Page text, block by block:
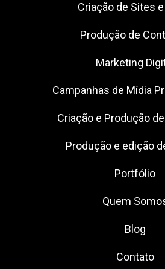
Criação de Sites
Produção de
Marketing
Campanhas de Mídia
Criação e Produção
Produção e edição
Portfólio
Quem
Blog
Contato